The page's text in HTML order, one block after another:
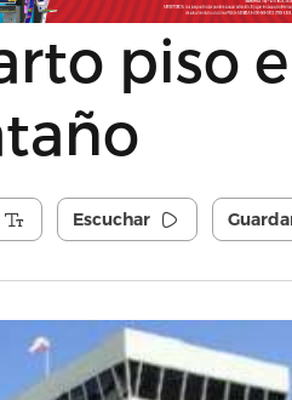
piso
Escuchar